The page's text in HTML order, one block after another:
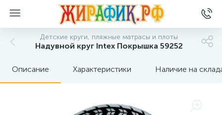
Детские круги, пляжные матрасы и плоты
Надувной круг Intex Покрышка 59252
Описание Характеристики Наличие на